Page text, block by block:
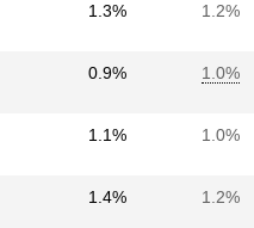
1.3% 1.2%
0.9% 1.0%
1.1% 1.0%
1.4% 1.2%